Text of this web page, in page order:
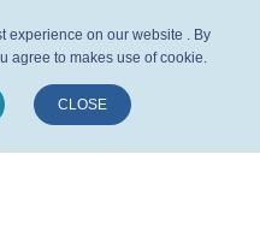
experience on our website . By
agree to makes use of cookie.
CLOSE